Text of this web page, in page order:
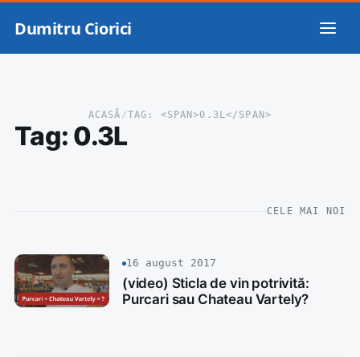
Dumitru Ciorici
ACASĂ /TAG: <SPAN>0.3L</SPAN>
Tag: 0.3L
CELE MAI NOI
16 august 2017
(video) Sticla de vin potrivită:
Purcari sau Chateau Vartely?